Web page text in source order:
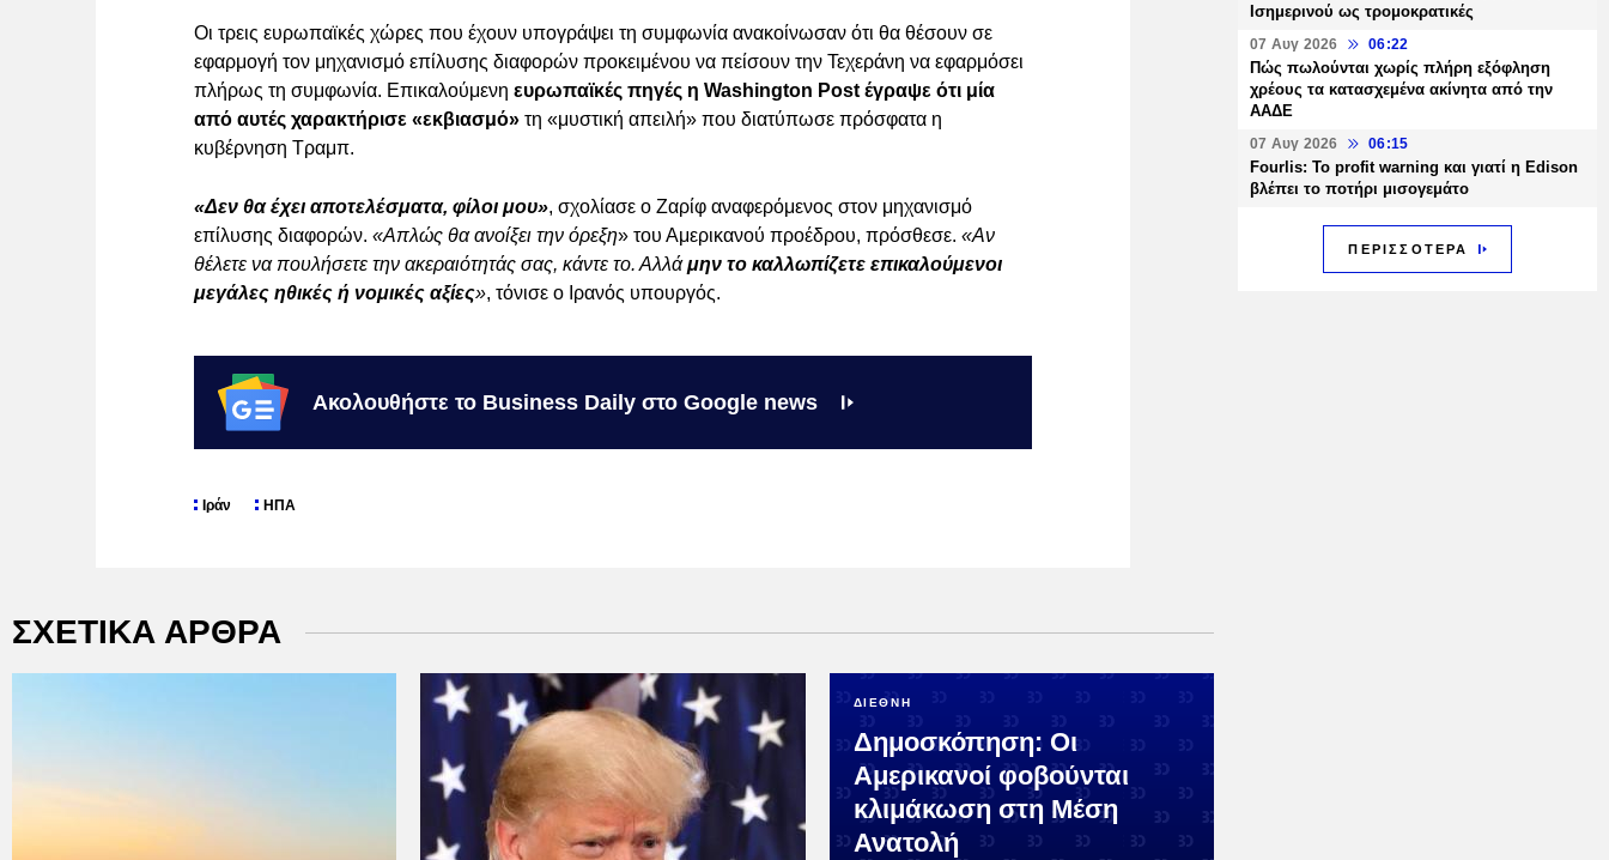
Οι τρεις ευρωπαϊκές χώρες που έχουν υπογράψει τη συμφωνία ανακοίνωσαν ότι θα θέσουν σε
εφαρμογή τον μηχανισμό επίλυσης διαφορών προκειμένου να πείσουν την Τεχεράνη να εφαρμόσει
πλήρως τη συμφωνία. Επικαλούμενη ευρωπαϊκές πηγές η Washington Post έγραψε ότι μία
από αυτές χαρακτήρισε «εκβιασμό» τη «μυστική απειλή» που διατύπωσε πρόσφατα η
κυβέρνηση Τραμπ.
«Δεν θα έχει αποτελέσματα, φίλοι μου», σχολίασε ο Ζαρίφ αναφερόμενος στον μηχανισμό
επίλυσης διαφορών. «Απλώς θα ανοίξει την όρεξη» του Αμερικανού προέδρου, πρόσθεσε. «Αν
θέλετε να πουλήσετε την ακεραιότητάς σας, κάντε το. Αλλάμην το καλλωπίζετε επικαλούμενοι
μεγάλες ηθικές ή νομικές αξίες», τόνισε ο Ιρανός υπουργός.
Ακολουθήστε το Business Daily στο Google news
Ιράν ΗΠΑ
ΣΧΕΤΙΚΑ ΑΡΘΡΑ
ΔΙΕΘΝΗ
Δημοσκόπηση: Οι
Αμερικανοί φοβούνται
κλιμάκωση στη Μέση
Ανατολή
Ισημερινού ως τρομοκρατικές
07 Αυγ 2026 06:22
Πώς πωλούνται χωρίς πλήρη εξόφληση
χρέους τα κατασχεμένα ακίνητα από την
ΑΑΔΕ
07 Αυγ 2026 06:15
Fourlis: Το profit warning και γιατί η Edison
βλέπει το ποτήρι μισογεμάτο
ΠΕΡΙΣΣΟΤΕΡΑ